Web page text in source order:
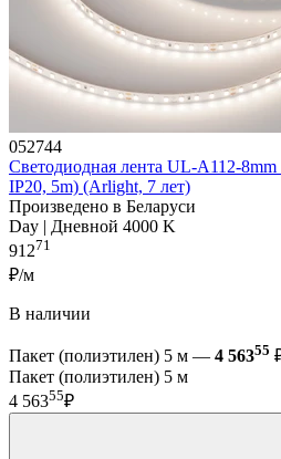
052744
Светодиодная лента UL-A112-
IP20, 5m) (Arlight, 7 лет)
Произведено в Беларуси
Day | Дневной 4000 K
91271
₽/м
В наличии
Пакет (полиэтилен) 5 м — 4 56355
Пакет (полиэтилен) 5 м
4 56355₽